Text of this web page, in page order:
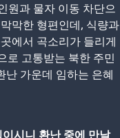
원과 물자 이동 차단으
막한 형편인데, 식량과
에서 곡소리가 들리게
로 고통받는 북한 주민
난 가운데 임하는 은혜
시니 환난 중에 만날